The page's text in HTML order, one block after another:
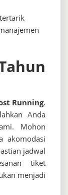
Running.
Anda
Mohon
akomodasi
jadwal
tiket
menjadi